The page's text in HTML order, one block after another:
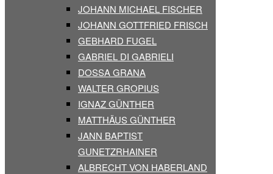
JOHANN MICHAEL FISCHER
JOHANN GOTTFRIED FRISCH
GEBHARD FUGEL
GABRIEL DI GABRIELI
DOSSA GRANA
WALTER GROPIUS
IGNAZ GÜNTHER
MATTHÄUS GÜNTHER
JANN BAPTIST
GUNETZRHAINER
ALBRECHT VON HABERLAND